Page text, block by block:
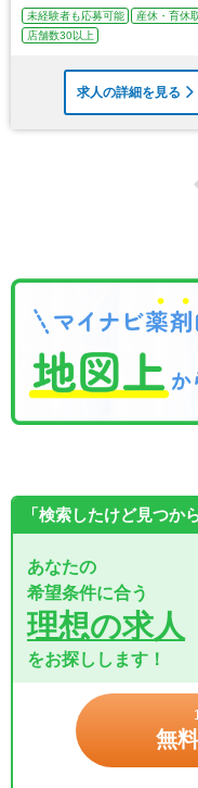
未経験者も応募可能 産休・育休
店舗数30以上
求人の詳細を見る
「検索したけど見つか
あなたの
希望条件に合う
理想の求人
をお探しします！
無